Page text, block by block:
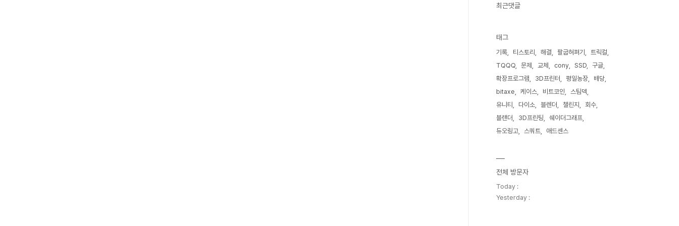
최근댓글
태그
기록 티스토리 해결 팔굽혀펴기
트릭컬
TQQQ
문제 교체 cony SSD
구글
확장프로그램
3D프린터 평일농장
배당
bitaxe
케이스 비트코인
스팀덱
유니티
다이소 블렌더 챌린지
회수
블랜더
3D프린팅
쉐이더그래프
듀오링고
스쿼트 애드센스
전체 방문자
Today :
Yesterday :